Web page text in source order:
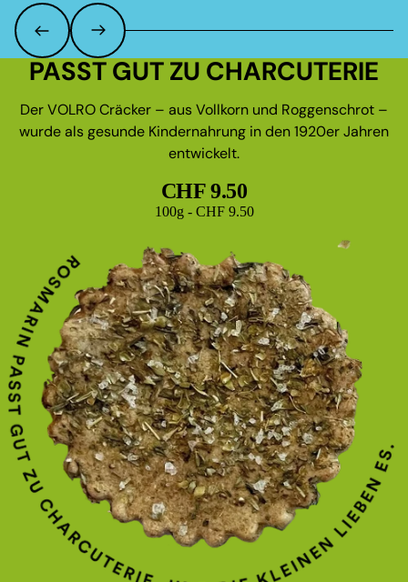
PASST GUT ZU CHARCUTERIE
Der VOLRO Cräcker – aus Vollkorn und Roggenschrot –
wurde als gesunde Kindernahrung in den 1920er Jahren
entwickelt.
CHF 9.50
Grundpreis
100g - CHF 9.50